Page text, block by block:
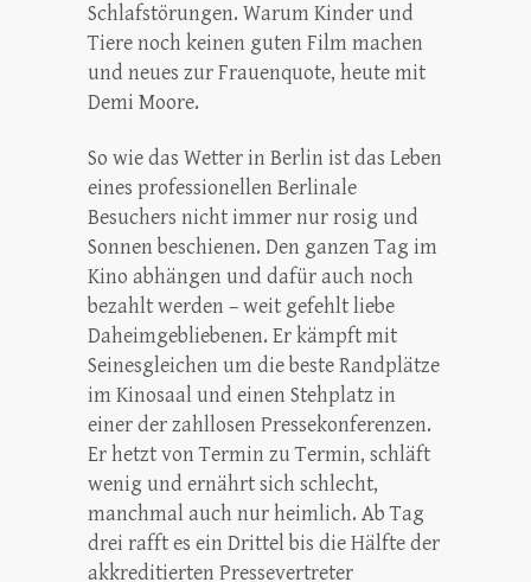
Schlafstörungen. Warum Kinder und
Tiere noch keinen guten Film machen
und neues zur Frauenquote, heute mit
Demi Moore.
So wie das Wetter in Berlin ist das Leben
eines professionellen Berlinale
Besuchers nicht immer nur rosig und
Sonnen beschienen. Den ganzen Tag im
Kino abhängen und dafür auch noch
bezahlt werden – weit gefehlt liebe
Daheimgebliebenen. Er kämpft mit
Seinesgleichen um die beste Randplätze
im Kinosaal und einen Stehplatz in
einer der zahllosen Pressekonferenzen.
Er hetzt von Termin zu Termin, schläft
wenig und ernährt sich schlecht,
manchmal auch nur heimlich. Ab Tag
drei rafft es ein Drittel bis die Hälfte der
akkreditierten Pressevertreter